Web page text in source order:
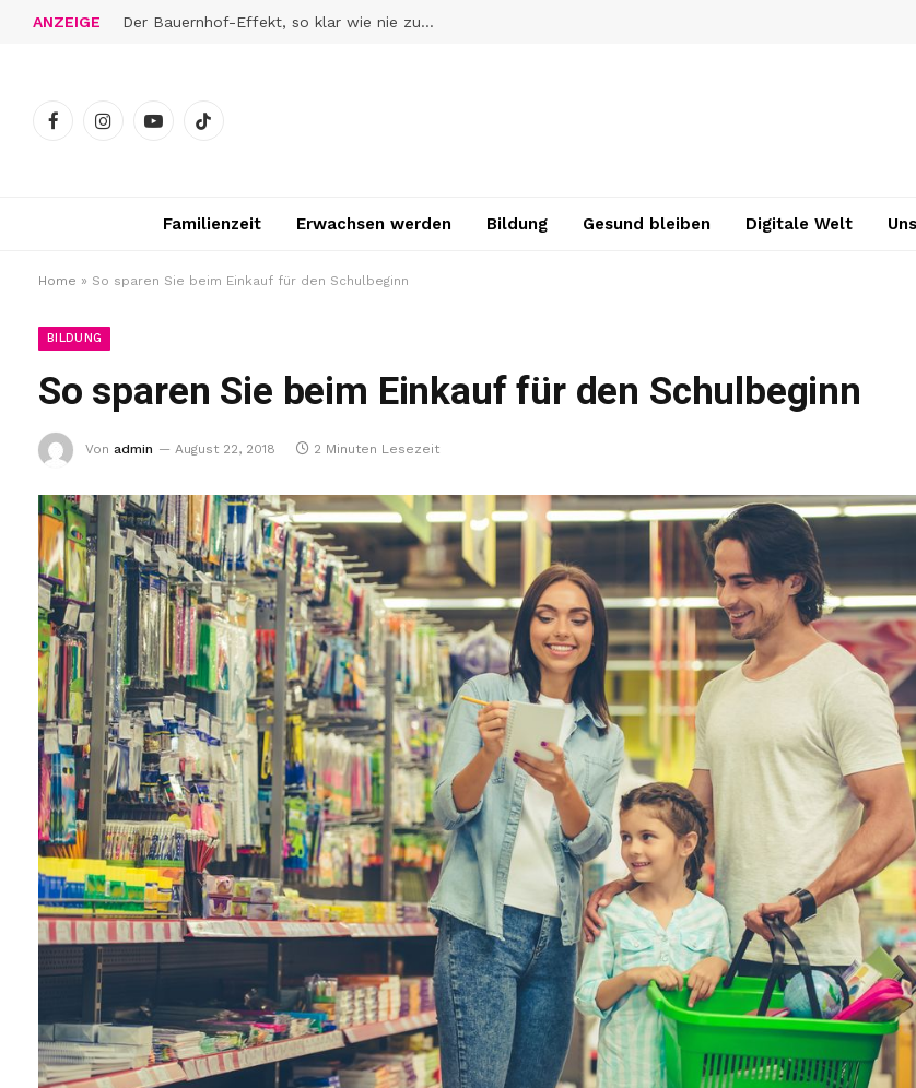
ANZEIGE Der Bauernhof-Effekt, so klar wie nie zuvor
FacebookInstagramYouTubeTikTok
Familienzeit Erwachsen werden Bildung Gesund bleiben Digitale Welt
Home » So sparen Sie beim Einkauf für den Schulbeginn
BILDUNG
So sparen Sie beim Einkauf für den Schulbeginn
Von admin August 22, 2018 2 Minuten Lesezeit